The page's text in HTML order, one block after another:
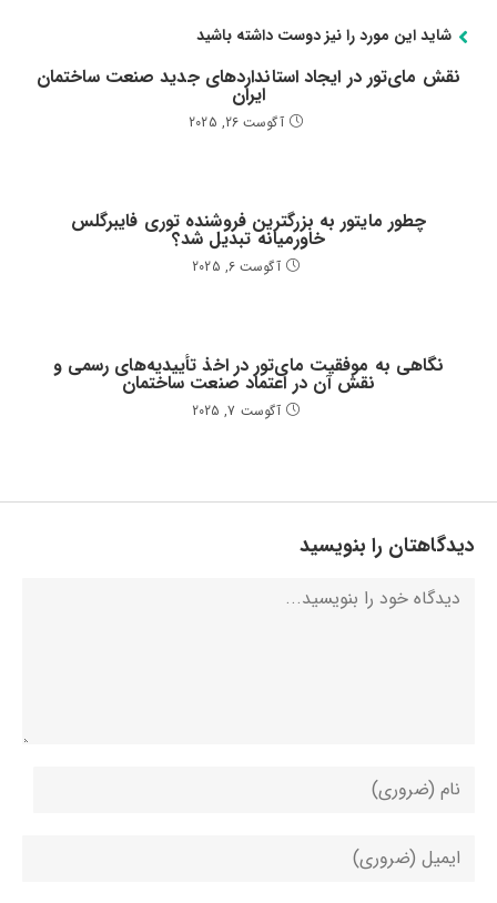
شاید این مورد را نیز دوست داشته باشید
نقش مای‌تور در ایجاد استانداردهای جدید صنعت ساختمان
ایران
آگوست 26, 2025
چطور مایتور به بزرگترین فروشنده توری فایبرگلس
خاورمیانه تبدیل شد؟
آگوست 6, 2025
نگاهی به موفقیت مای‌تور در اخذ تأییدیه‌های رسمی و
نقش آن در اعتماد صنعت ساختمان
آگوست 7, 2025
دیدگاهتان را بنویسید
دیدگاه
برای
ارسال
نام
برای
ارسال